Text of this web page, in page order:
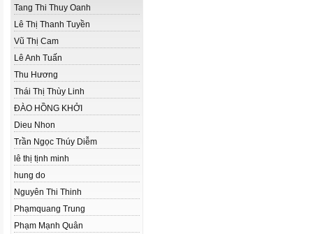
Tang Thi Thuy Oanh
Lê Thị Thanh Tuyền
Vũ Thị Cam
Lê Anh Tuấn
Thu Hương
Thái Thị Thùy Linh
ĐÀO HỒNG KHỞI
Dieu Nhon
Trần Ngọc Thúy Diễm
lê thị tịnh minh
hung do
Nguyên Thi Thinh
Phạmquang Trung
Phạm Mạnh Quân